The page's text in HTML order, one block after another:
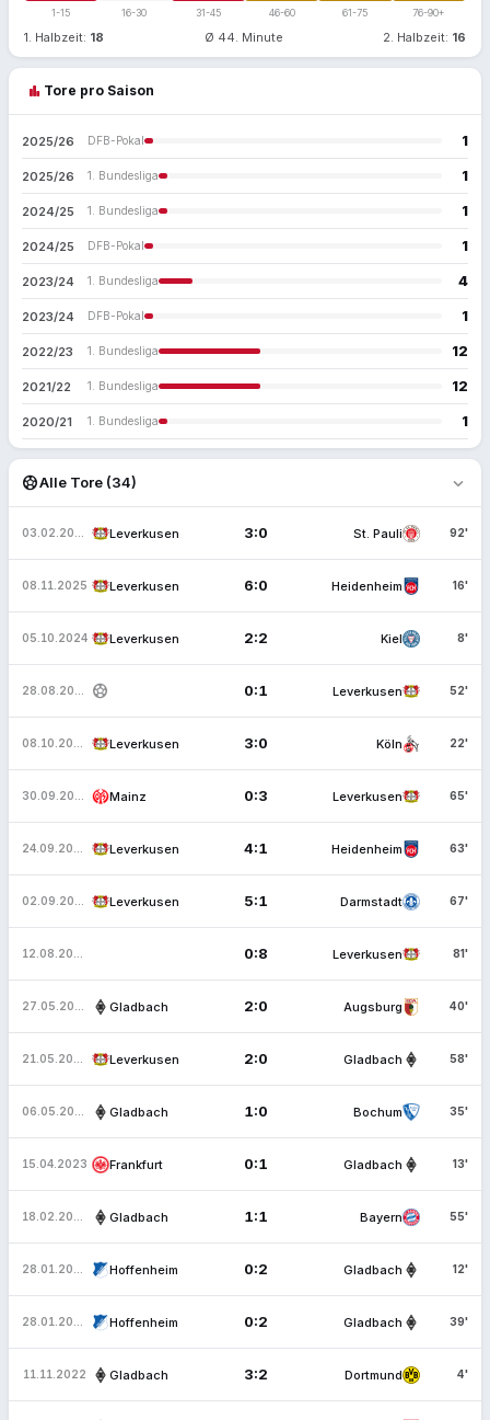
1-15 16-30 31-45 46-60 61-75 76-90+
1. Halbzeit: 18 Ø 44. Minute 2. Halbzeit: 16
bar_chart Tore pro Saison
2025/26 DFB-Pokal 1
2025/26 1. Bundesliga 1
2024/25 1. Bundesliga 1
2024/25 DFB-Pokal 1
2023/24 1. Bundesliga 4
2023/24 DFB-Pokal 1
2022/23 1. Bundesliga 12
2021/22 1. Bundesliga 12
2020/21 1. Bundesliga 1
sports_soccerAlle Tore (34) expand_more
Leverkusen 3:0 St. Pauli 92'
08.11.2025 Leverkusen 6:0 Heidenheim 16'
05.10.2024 Leverkusen 2:2 Kiel 8'
sports_soccer 0:1 Leverkusen 52'
Leverkusen 3:0 Köln 22'
Mainz 0:3 Leverkusen 65'
Leverkusen 4:1 Heidenheim 63'
Leverkusen 5:1 Darmstadt 67'
0:8 Leverkusen 81'
Gladbach 2:0 Augsburg 40'
Leverkusen 2:0 Gladbach 58'
Gladbach 1:0 Bochum 35'
15.04.2023 Frankfurt 0:1 Gladbach 13'
Gladbach 1:1 Bayern 55'
Hoffenheim 0:2 Gladbach 12'
Hoffenheim 0:2 Gladbach 39'
11.11.2022 Gladbach 3:2 Dortmund 4'